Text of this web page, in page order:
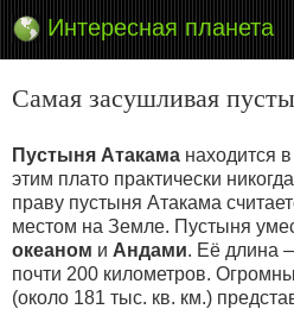
Интересная планета
Самая засушливая
Пустыня Атакама находится
этим плато практически
праву пустыня Атакама
местом на Земле. Пустыня
океаном и Андами. Её длина
почти 200 километров.
(около 181 тыс. кв. км.)